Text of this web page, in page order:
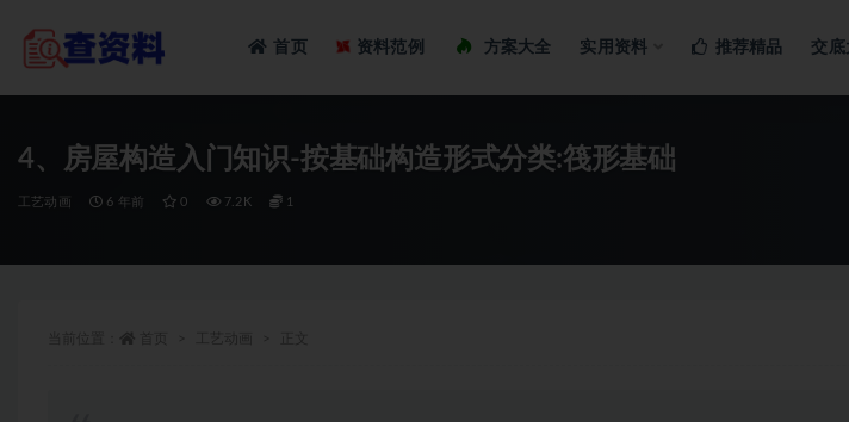
首页 资料范例 Loading…
方案大全 实用资料 推荐精品 交底
4、房屋构造入门知识-按基础构造形式分类:筏形基础
工艺动画 6 年前 0 7.2K 1